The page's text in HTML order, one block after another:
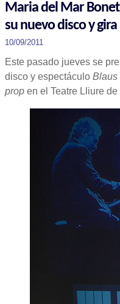
Maria del Mar
su nuevo disco y gira
10/09/2011
Este pasado jueves se
disco y espectáculo Blaus
prop en el Teatre Lliure